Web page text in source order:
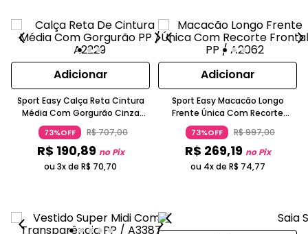
Adicionar
Sport Easy Calça Reta Cintura
Média Com Gorgurão Cinza
Claro
73%OFF R$707,00
R$ 190,89 no Pix
ou 3x de R$ 70,70
Adicionar
Sport Easy Macacão Longo
Frente Única Com Recorte
Frontal Vermelho Vibrante
73%OFF R$997,00
R$ 269,19 no Pix
ou 4x de R$ 74,77